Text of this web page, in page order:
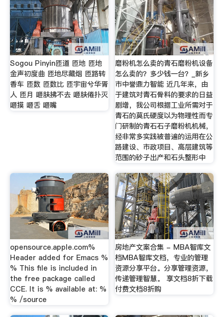
Sogou Pinyin匝道 匝地 匝地
金声初度曲 匝地尽藏烟 匝路转
香车 匝数 匝数比 匝宇宙兮华胥
人 匝月 咂肤拂不去 咂肤倦扑灭
咂摸 咂舌 咂嘴
磨粉机怎么卖的青石磨粉机设备
怎么卖的？多少钱一台？_新乡
市中誉鼎力智能 近几年来，由
于建筑对青石骨料的要求的日益
剧增，我公司根据工业所需对于
青石的莫氏硬度以为物理性而专
门研制的青石石子磨粉机机械，
经非常多实践被普遍的运用在公
路建设、市政项目、高层建筑等
范围的砂子出产和石头整形中
opensource.apple.com%
Header added for Emacs %
% This file is included in
the free package called
CCE. It is % available at: %
% /source
房地产文案合集 - MBA智库文
档MBA智库文档，专业的管理
资源分享平台。分享管理资源，
传递管理智慧。 享文档8折下载
付费文档8折购